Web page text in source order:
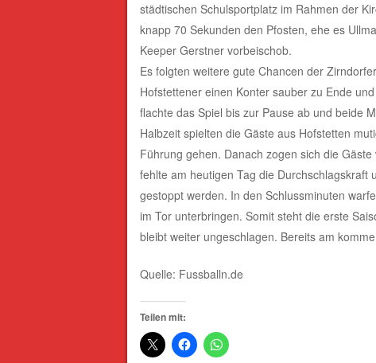
städtischen Schulsportplatz im Rahmen der
knapp 70 Sekunden den Pfosten, ehe es
Keeper Gerstner vorbeischob.
Es folgten weitere gute Chancen der
Hofstettener einen Konter sauber zu Ende
flachte das Spiel bis zur Pause ab und beide
Halbzeit spielten die Gäste aus Hofstetten
Führung gehen. Danach zogen sich die
fehlte am heutigen Tag die
gestoppt werden. In den Schlussminuten
im Tor unterbringen. Somit steht die erste
bleibt weiter ungeschlagen. Bereits am
Quelle: Fussballn.de
Teilen mit: